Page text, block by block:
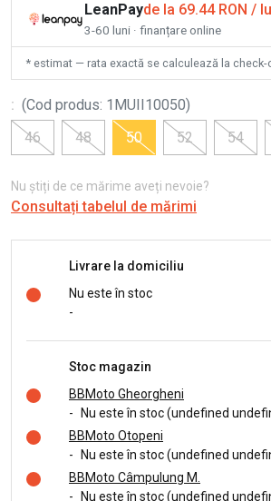
LeanPayde la 69.44 RON /
3-60 luni · finanțare online
* estimat — rata exactă se calculează la check-
: (Cod produs: 1MUII10050)
46
48 50 52 54
Nu știți de ce mărime aveți nevoie?
Consultați tabelul de mărimi
Livrare la domiciliu
Nu este în stoc
-
Stoc magazin
BBMoto Gheorgheni
-
Nu este în stoc (undefined
BBMoto Otopeni
-
Nu este în stoc (undefined
BBMoto Câmpulung M.
-
Nu este în stoc (undefined